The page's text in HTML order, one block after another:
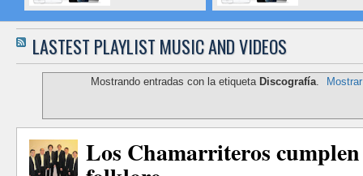
LASTEST PLAYLIST MUSIC AND VIDEOS
Mostrando entradas con la etiqueta Discografía.
Los Chamarriteros cumplen